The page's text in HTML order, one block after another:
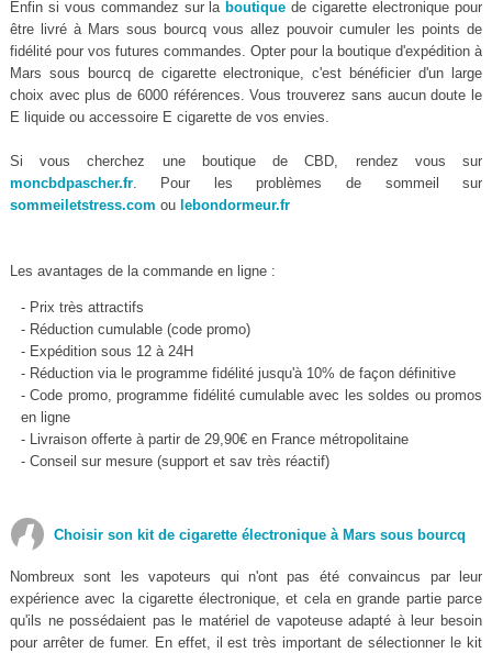
Enfin si vous commandez sur la boutique de cigarette electronique pour
être livré à Mars sous bourcq vous allez pouvoir cumuler les points de
fidélité pour vos futures commandes. Opter pour la boutique d'expédition à
Mars sous bourcq de cigarette electronique, c'est bénéficier d'un large
choix avec plus de 6000 références. Vous trouverez sans aucun doute le
E liquide ou accessoire E cigarette de vos envies.
Si vous cherchez une boutique de CBD, rendez vous sur
moncbdpascher.fr. Pour les problèmes de sommeil sur
sommeiletstress.com ou lebondormeur.fr
Les avantages de la commande en ligne :
- Prix très attractifs
- Réduction cumulable (code promo)
- Expédition sous 12 à 24H
- Réduction via le programme fidélité jusqu'à 10% de façon définitive
- Code promo, programme fidélité cumulable avec les soldes ou promos
en ligne
- Livraison offerte à partir de 29,90€ en France métropolitaine
- Conseil sur mesure (support et sav très réactif)
Choisir son kit de cigarette électronique à Mars sous bourcq
Nombreux sont les vapoteurs qui n'ont pas été convaincus par leur
expérience avec la cigarette électronique, et cela en grande partie parce
qu'ils ne possédaient pas le matériel de vapoteuse adapté à leur besoin
pour arrêter de fumer. En effet, il est très important de sélectionner le kit